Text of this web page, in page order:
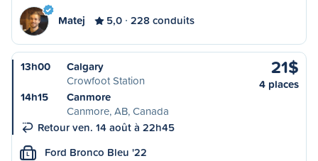
Matej 5,0 228 conduits
13h00
Calgary
Crowfoot Station
14h15
Canmore
Canmore, AB, Canada
Retour ven. 14 août à 22h45
21$
4 places
L Ford Bronco Bleu '22